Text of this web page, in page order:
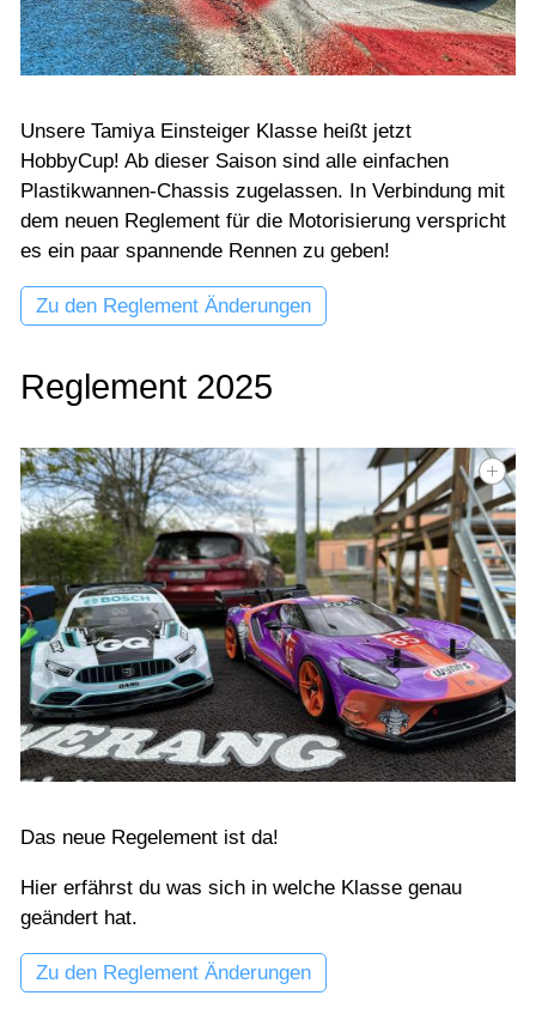
Unsere Tamiya Einsteiger Klasse heißt jetzt
HobbyCup! Ab dieser Saison sind alle einfachen
Plastikwannen-Chassis zugelassen. In Verbindung mit
dem neuen Reglement für die Motorisierung verspricht
es ein paar spannende Rennen zu geben!
Zu den Reglement Änderungen
Reglement 2025
Das neue Regelement ist da!
Hier erfährst du was sich in welche Klasse genau
geändert hat.
Zu den Reglement Änderungen